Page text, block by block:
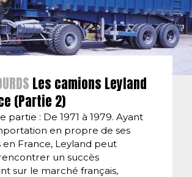
Les camions Leyland
(Partie 2)
partie : De 1971 à 1979. Ayant
en propre de ses
en France, Leyland peut
un succès
sur le marché français,